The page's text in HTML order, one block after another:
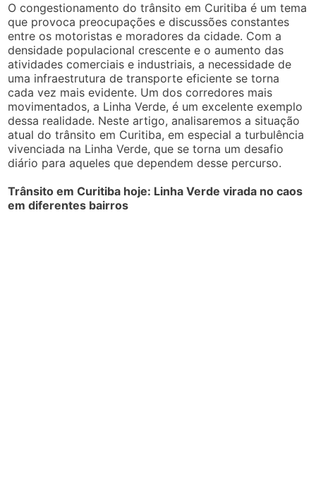
O congestionamento do trânsito em Curitiba é um tema
que provoca preocupações e discussões constantes
entre os motoristas e moradores da cidade. Com a
densidade populacional crescente e o aumento das
atividades comerciais e industriais, a necessidade de
uma infraestrutura de transporte eficiente se torna
cada vez mais evidente. Um dos corredores mais
movimentados, a Linha Verde, é um excelente exemplo
dessa realidade. Neste artigo, analisaremos a situação
atual do trânsito em Curitiba, em especial a turbulência
vivenciada na Linha Verde, que se torna um desafio
diário para aqueles que dependem desse percurso.
Trânsito em Curitiba hoje: Linha Verde virada no caos
em diferentes bairros